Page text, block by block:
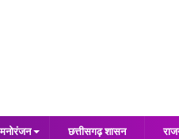
मनोरंजन छत्तीसगढ़ शासन